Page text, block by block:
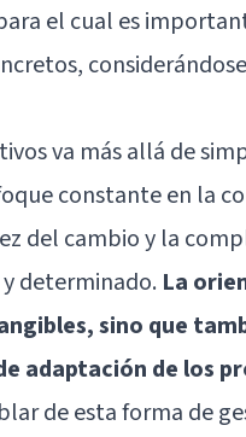
el cual es
va más allá de
constante en la
del cambio y la
determinado. La
sino que
adaptación de los
de esta forma de